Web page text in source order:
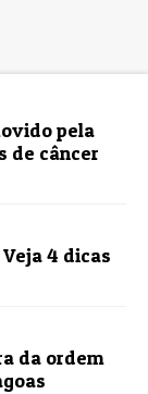
pela
de câncer
4 dicas
da ordem